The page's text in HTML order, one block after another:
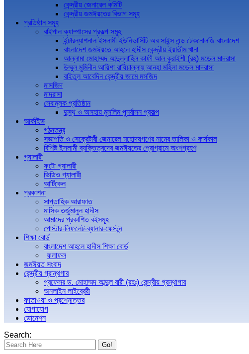
কেন্দ্রীয় জেনারেল কমিটি
কেন্দ্রীয় জমঈয়তের বিভাগ সমূহ
প্রতিষ্ঠান সমূহ
বাইপাল ক্যাম্পাসের প্রকল্প সমূহ
ইন্টারন্যাশনাল ইসলামী ইউনিভার্সিটি অব সাইন্স এন্ড টেকনোলজি বাংলাদেশ
বাংলাদেশ জমঈয়তে আহলে হাদীস কেন্দ্রীয় ইয়াতীম খানা
আল্লামা মোহাম্মদ আব্দুল্লাহিল কাফী আল কুরাইশী (রহ) মডেল মাদরাসা
উম্মুল মুমিনীন আয়িশা রাযিয়াল্লাহু আনহা মহিলা মডেল মাদরাসা
বাইতুল আবেদিন কেন্দ্রীয় জামে মসজিদ
মাসজিদ
মাদরাসা
সেবামূলক প্রতিষ্ঠান
দুস্থ ও অসহায় মুসলিম পুনর্বাসন প্রকল্প
আর্কাইভ
গঠনতন্ত্র
সভাপতি ও সেক্রেটারী জেনারেল মহোদয়গণের নামের তালিকা ও কার্যকাল
বিশিষ্ট ইসলামী ব্যক্তিত্বদের জমঈয়তের প্রোগ্রামে অংশগ্রহণ
গ্যালারী
ফটো গ্যালারী
ভিডিও গ্যালারী
আর্টিকেল
প্রকাশনা
সাপ্তাহিক আরাফাত
মাসিক তর্জুমানুল হাদীস
আমাদের প্রকাশিত বইসমূহ
পোস্টার-লিফলেট-ব্যানার-ফেস্টুন
শিক্ষা বোর্ড
বাংলাদেশ আহলে হাদীস শিক্ষা বোর্ড
ফলাফল
জমঈয়ত সংবাদ
কেন্দ্রীয় গ্রান্থগার
প্রফেসর ড. মোহাম্মদ আব্দুল বারী (রহঃ) কেন্দ্রীয় গ্রন্থাগার
অনলাইন লাইব্রেরী
ফাতাওয়া ও প্রশ্নোত্তর
যোগাযোগ
ডোনেশন
Search: